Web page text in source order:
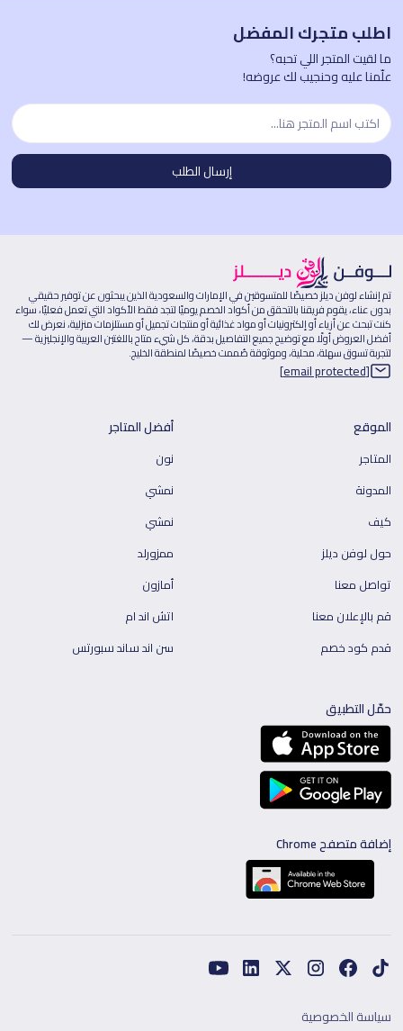
اطلب متجرك المفضل
ما لقيت المتجر اللي تحبه؟
علّمنا عليه وحنجيب لك عروضه!
تم إنشاء لوفن ديلز خصيصًا للمتسوقين في الإمارات والسعودية الذين يبحثون عن توفير حقيقي
بدون عناء، يقوم فريقنا بالتحقق من أكواد الخصم يوميًا لتجد فقط الأكواد التي تعمل فعليًا، سواء
كنت تبحث عن أزياء أو إلكترونيات أو مواد غذائية أو منتجات تجميل أو مستلزمات منزلية، نعرض لك
أفضل العروض أولًا مع توضيح جميع التفاصيل بدقة، كل شيء متاح باللغتين العربية والإنجليزية —
لتجربة تسوق سهلة، محلية، وموثوقة صُممت خصيصًا لمنطقة الخليج.
[email protected]
الموقع
المتاجر
المدونة
كيف
حول لوفن ديلز
تواصل معنا
قم بالإعلان معنا
قدم كود خصم
أفضل المتاجر
نون
نمشي
نمشي
ممزورلد
أمازون
اتش اند ام
سن اند ساند سبورتس
حمّل التطبيق
إضافة متصفح Chrome
سياسة الخصوصية